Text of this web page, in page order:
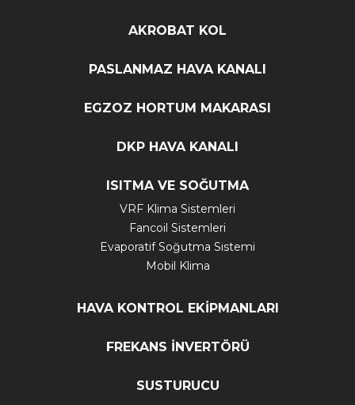
AKROBAT KOL
PASLANMAZ HAVA KANALI
EGZOZ HORTUM MAKARASI
DKP HAVA KANALI
ISITMA VE SOĞUTMA
VRF Klima Sistemleri
Fancoil Sistemleri
Evaporatif Soğutma Sistemi
Mobil Klima
HAVA KONTROL EKİPMANLARI
FREKANS İNVERTÖRÜ
SUSTURUCU